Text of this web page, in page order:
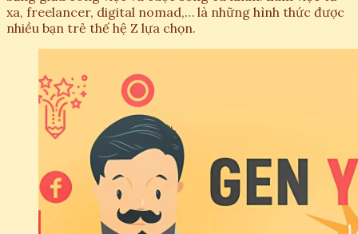
xa, freelancer, digital nomad,… là những hình thức được
nhiều bạn trẻ thế hệ Z lựa chọn.